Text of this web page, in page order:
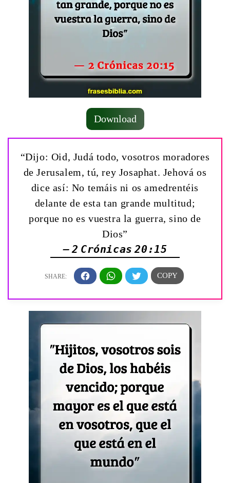
Download
“Dijo: Oid, Judá todo, vosotros moradores
de Jerusalem, tú, rey Josaphat. Jehová os
dice así: No temáis ni os amedrentéis
delante de esta tan grande multitud;
porque no es vuestra la guerra, sino de
Dios”
— 2 Crónicas 20:15